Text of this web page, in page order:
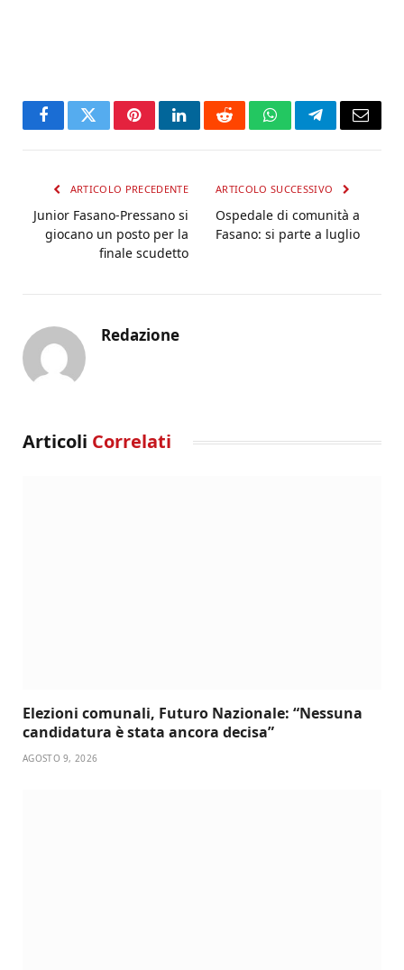
FacebookTwitterPinterestLinkedInRedditWhatsAppTelegramEmail
ARTICOLO PRECEDENTE
Junior Fasano-Pressano si
giocano un posto per la
finale scudetto
ARTICOLO SUCCESSIVO
Ospedale di comunità a
Fasano: si parte a luglio
Redazione
Articoli Correlati
Elezioni comunali, Futuro Nazionale: “Nessuna
candidatura è stata ancora decisa”
AGOSTO 9, 2026